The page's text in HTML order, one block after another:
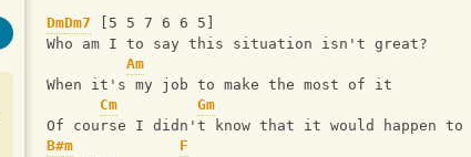
DmDm7 [5 5 7 6 6 5]
Who am I to say this situation isn't great?
Am
When it's my job to make the most of it
Cm
Gm
Of course I didn't know that it would happen to
B#m
F